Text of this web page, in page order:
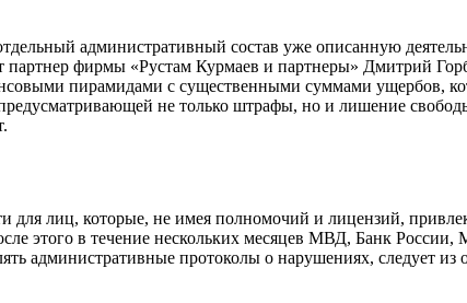
административный состав уже описанную
партнер фирмы «Рустам Курмаев и партнеры» Дмитрий
пирамидами с существенными суммами ущербов,
не только штрафы, но и лишение
лиц, которые, не имея полномочий и лицензий,
этого в течение нескольких месяцев МВД, Банк
административные протоколы о нарушениях, следует